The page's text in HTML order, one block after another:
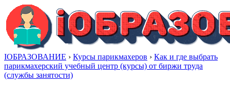
IОБРАЗОВАНИЕ › Курсы парикмахеров › Как и где выбрать
парикмахерский учебный центр (курсы) от биржи труда
(службы занятости)